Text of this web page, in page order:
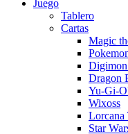
Juego
Tablero
Cartas
Magic
Dragon
Yu-Gi-
Wixoss
Lorcana
Star